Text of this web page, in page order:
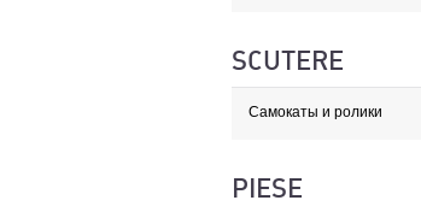
SCUTERE
Самокаты и ролики
PIESE